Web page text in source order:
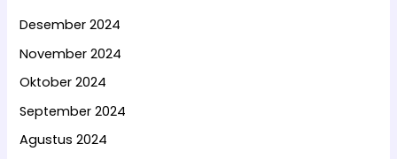
Desember 2024
November 2024
Oktober 2024
September 2024
Agustus 2024